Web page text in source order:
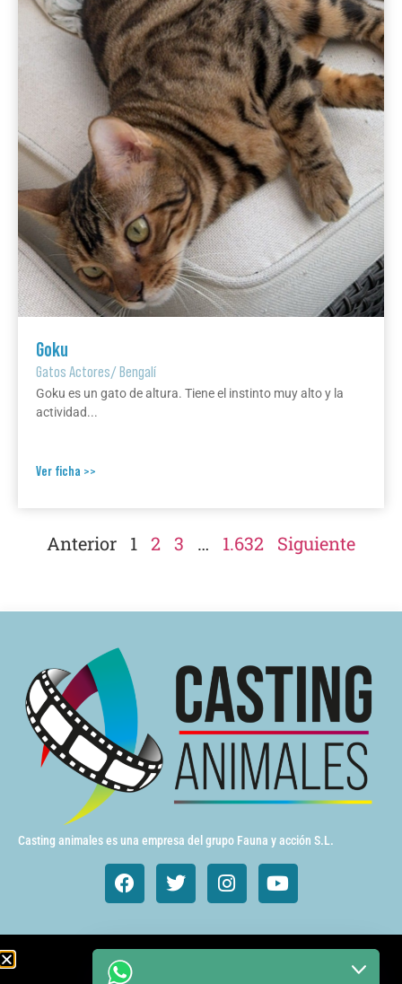
Goku
Gatos Actores/Bengalí
Goku es un gato de altura. Tiene el instinto muy alto y la
actividad...
Ver ficha >>
Anterior 1 2 3 … 1.632 Siguiente
Casting animales es una empresa del grupo Fauna y acción S.L.
Animales de cine y TV